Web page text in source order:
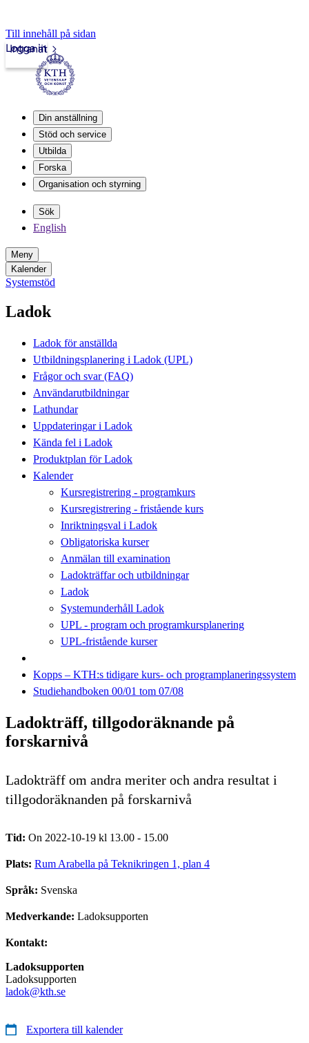
Till innehåll på sidan
Intranät
Logga in
Din anställning
Stöd och service
Utbilda
Forska
Organisation och styrning
Sök
English
Meny
Kalender
Systemstöd
Ladok
Ladok för anställda
Utbildningsplanering i Ladok (UPL)
Frågor och svar (FAQ)
Användarutbildningar
Lathundar
Uppdateringar i Ladok
Kända fel i Ladok
Produktplan för Ladok
Kalender
Kursregistrering - programkurs
Kursregistrering - fristående kurs
Inriktningsval i Ladok
Obligatoriska kurser
Anmälan till examination
Ladokträffar och utbildningar
Ladok
Systemunderhåll Ladok
UPL - program och programkursplanering
UPL-fristående kurser
Kopps – KTH:s tidigare kurs- och programplaneringssystem
Studiehandboken 00/01 tom 07/08
Ladokträff, tillgodoräknande på
forskarnivå
Ladokträff om andra meriter och andra resultat i
tillgodoräknanden på forskarnivå
Tid: On 2022-10-19 kl 13.00 - 15.00
Plats: Rum Arabella på Teknikringen 1, plan 4
Språk: Svenska
Medverkande: Ladoksupporten
Kontakt:
Ladoksupporten
Ladoksupporten
ladok@kth.se
Exportera till kalender